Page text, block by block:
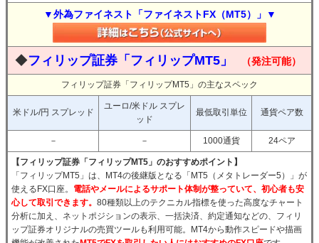
▼外為ファイネスト「ファイネストFX（MT5）」▼
◆フィリップ証券「フィリップMT5」 （発注可能）
フィリップ証券「フィリップMT5」の主なスペック
米ドル/円 スプレッド
ユーロ/米ドル スプレ
ッド
最低取引単位 通貨ペア数
－ － 1000通貨 24ペア
【フィリップ証券「フィリップMT5」のおすすめポイント】
「フィリップMT5」は、MT4の後継版となる「MT5（メタトレーダー5）」が
使えるFX口座。 電話やメールによるサポート体制が整っていて、初心者も安
心して取引できます。 80種類以上のテクニカル指標を使った高度なチャート
分析に加え、ネットポジションの表示、一括決済、約定通知などの、フィリ
ップ証券オリジナルの売買ツールも利用可能。MT4から動作スピードや描画